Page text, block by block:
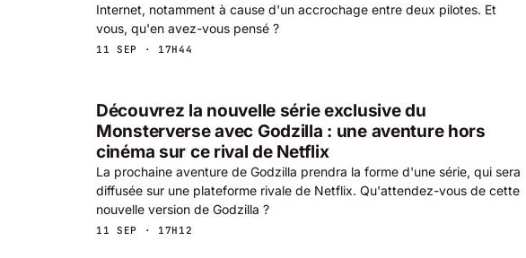
Internet, notamment à cause d'un accrochage entre deux pilotes. Et
vous, qu'en avez-vous pensé ?
11 SEP · 17H44
Découvrez la nouvelle série exclusive du
Monsterverse avec Godzilla : une aventure hors
cinéma sur ce rival de Netflix
La prochaine aventure de Godzilla prendra la forme d'une série, qui sera
diffusée sur une plateforme rivale de Netflix. Qu'attendez-vous de cette
nouvelle version de Godzilla ?
11 SEP · 17H12